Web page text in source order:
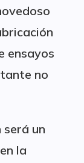
ensayos
no
un
la